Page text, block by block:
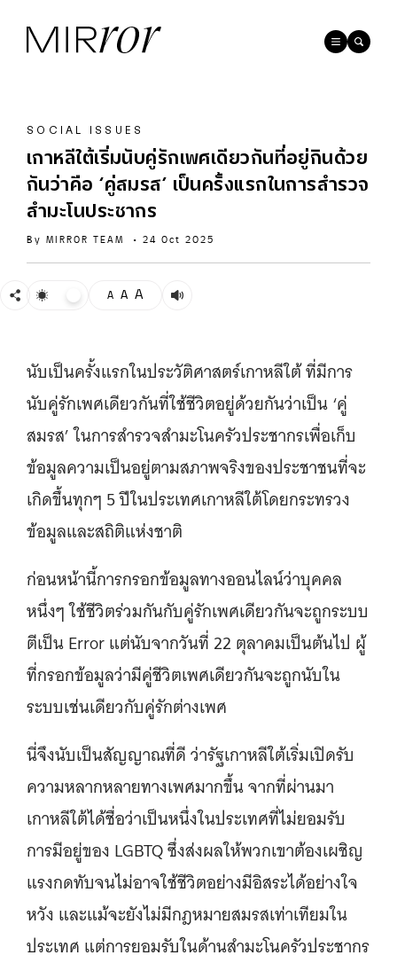
SOCIAL ISSUES
เกาหลีใต้เริ่มนับคู่รักเพศเดียวกันที่อยู่กินด้วย
กันว่าคือ ‘คู่สมรส’ เป็นครั้งแรกในการสำรวจ
สำมะโนประชากร
By MIRROR TEAM • 24 Oct 2025
A A A
นับเป็นครั้งแรกในประวัติศาสตร์เกาหลีใต้ ที่มีการ
นับคู่รักเพศเดียวกันที่ใช้ชีวิตอยู่ด้วยกันว่าเป็น ‘คู่
สมรส’ ในการสำรวจสำมะโนครัวประชากรเพื่อเก็บ
ข้อมูลความเป็นอยู่ตามสภาพจริงของประชาชนที่จะ
เกิดขึ้นทุกๆ 5 ปีในประเทศเกาหลีใต้โดยกระทรวง
ข้อมูลและสถิติแห่งชาติ
ก่อนหน้านี้การกรอกข้อมูลทางออนไลน์ว่าบุคคล
หนึ่งๆ ใช้ชีวิตร่วมกันกับคู่รักเพศเดียวกันจะถูกระบบ
ตีเป็น Error แต่นับจากวันที่ 22 ตุลาคมเป็นต้นไป ผู้
ที่กรอกข้อมูลว่ามีคู่ชีวิตเพศเดียวกันจะถูกนับใน
ระบบเช่นเดียวกับคู่รักต่างเพศ
นี่จึงนับเป็นสัญญาณที่ดี ว่ารัฐเกาหลีใต้เริ่มเปิดรับ
ความหลากหลายทางเพศมากขึ้น จากที่ผ่านมา
เกาหลีใต้ได้ชื่อว่าเป็นหนึ่งในประเทศที่ไม่ยอมรับ
การมีอยู่ของ LGBTQ ซึ่งส่งผลให้พวกเขาต้องเผชิญ
แรงกดทับจนไม่อาจใช้ชีวิตอย่างมีอิสระได้อย่างใจ
หวัง และแม้จะยังไม่มีกฎหมายสมรสเท่าเทียมใน
ประเทศ แต่การยอมรับในด้านสำมะโนครัวประชากร